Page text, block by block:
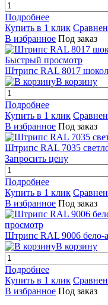
Подробнее
Купить в 1 клик
В избранное Под заказ
Быстрый просмотр
Штрипс RAL 8017
В корзину
Подробнее
Купить в 1 клик
В избранное Под заказ
Штрипс RAL 7035
Запросить цену
Подробнее
Купить в 1 клик
В избранное Под заказ
просмотр
Штрипс RAL 9006
В корзину
Подробнее
Купить в 1 клик
В избранное Под заказ